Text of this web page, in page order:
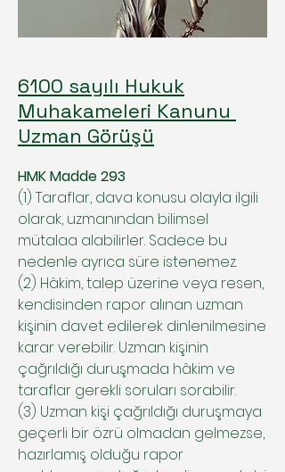
6100 sayılı Hukuk
Muhakameleri Kanunu
Uzman Görüşü
HMK Madde 293
(1) Taraflar, dava konusu olayla ilgili
olarak, uzmanından bilimsel
mütalaa alabilirler. Sadece bu
nedenle ayrıca süre istenemez.
(2) Hâkim, talep üzerine veya resen,
kendisinden rapor alınan uzman
kişinin davet edilerek dinlenilmesine
karar verebilir. Uzman kişinin
çağrıldığı duruşmada hâkim ve
taraflar gerekli soruları sorabilir.
(3) Uzman kişi çağrıldığı duruşmaya
geçerli bir özrü olmadan gelmezse,
hazırlamış olduğu rapor